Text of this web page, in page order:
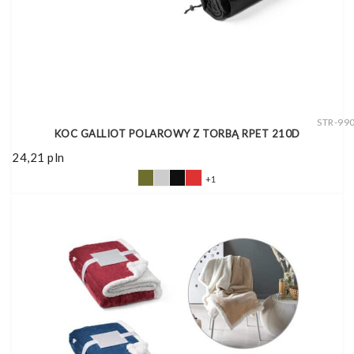
STR-
KOC GALLIOT POLAROWY Z TORBĄ RPET 210D
24,21 pln
+1